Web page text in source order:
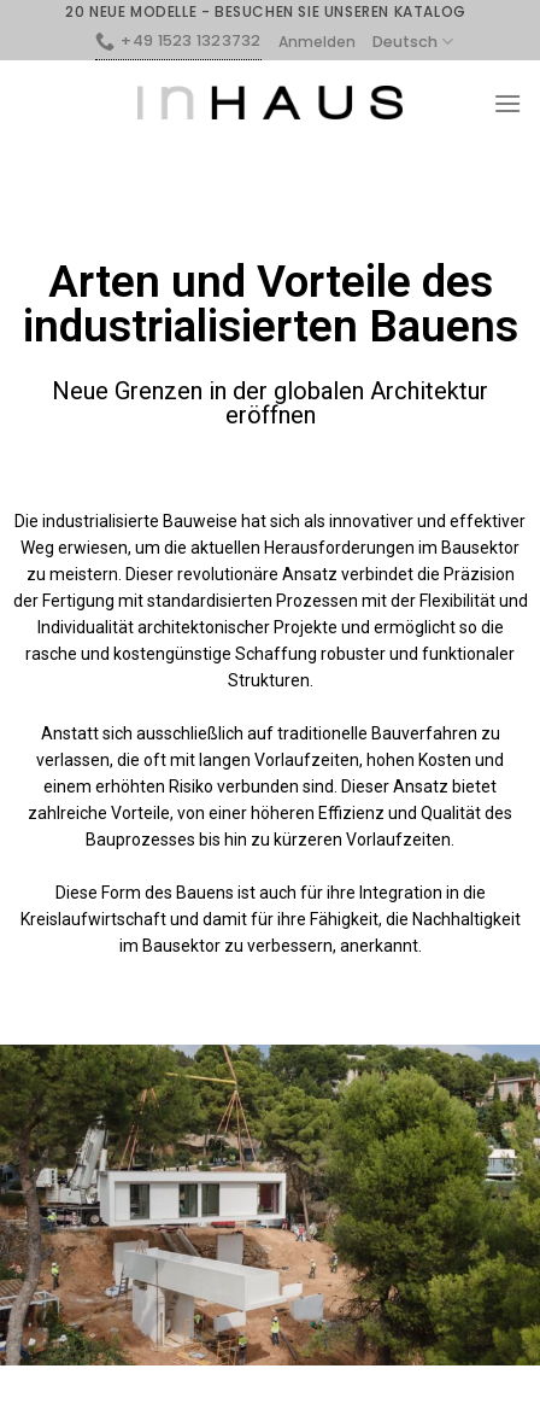
20 NEUE MODELLE - BESUCHEN SIE UNSEREN KATALOG
+49 1523 1323732
Anmelden Deutsch
Arten und Vorteile des
industrialisierten Bauens
Neue Grenzen in der globalen Architektur
eröffnen
Die industrialisierte Bauweise hat sich als innovativer und effektiver
Weg erwiesen, um die aktuellen Herausforderungen im Bausektor
zu meistern. Dieser revolutionäre Ansatz verbindet die Präzision
der Fertigung mit standardisierten Prozessen mit der Flexibilität und
Individualität architektonischer Projekte und ermöglicht so die
rasche und kostengünstige Schaffung robuster und funktionaler
Strukturen.
Anstatt sich ausschließlich auf traditionelle Bauverfahren zu
verlassen, die oft mit langen Vorlaufzeiten, hohen Kosten und
einem erhöhten Risiko verbunden sind. Dieser Ansatz bietet
zahlreiche Vorteile, von einer höheren Effizienz und Qualität des
Bauprozesses bis hin zu kürzeren Vorlaufzeiten.
Diese Form des Bauens ist auch für ihre Integration in die
Kreislaufwirtschaft und damit für ihre Fähigkeit, die Nachhaltigkeit
im Bausektor zu verbessern, anerkannt.